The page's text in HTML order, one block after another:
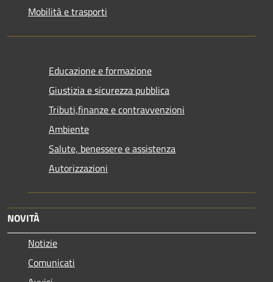
Mobilità e trasporti
Educazione e formazione
Giustizia e sicurezza pubblica
Tributi,finanze e contravvenzioni
Ambiente
Salute, benessere e assistenza
Autorizzazioni
NOVITÀ
Notizie
Comunicati